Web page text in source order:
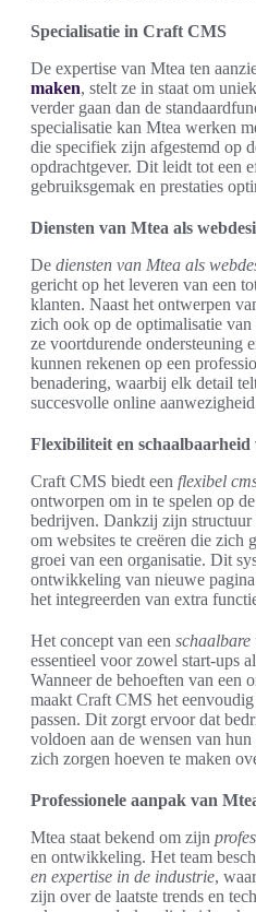
Specialisatie in Craft CMS
De expertise van Mtea ten
maken, stelt ze in staat om
verder gaan dan de
specialisatie kan Mtea werken
die specifiek zijn afgestemd op
opdrachtgever. Dit leidt tot een
gebruiksgemak en prestaties
Diensten van Mtea als
De diensten van Mtea als
gericht op het leveren van een
klanten. Naast het ontwerpen
zich ook op de optimalisatie van
ze voortdurende ondersteuning
kunnen rekenen op een
benadering, waarbij elk detail
succesvolle online
Flexibiliteit en
Craft CMS biedt een flexibel
ontworpen om in te spelen op
bedrijven. Dankzij zijn structuur
om websites te creëren die zich
groei van een organisatie. Dit
ontwikkeling van nieuwe
het integreerden van extra
Het concept van een schaalbare
essentieel voor zowel start-ups
Wanneer de behoeften van een
maakt Craft CMS het
passen. Dit zorgt ervoor dat
voldoen aan de wensen van
zich zorgen hoeven te maken
Professionele aanpak van
Mtea staat bekend om zijn
en ontwikkeling. Het team
en expertise in de industrie,
zijn over de laatste trends en